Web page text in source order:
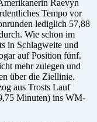
Raevyn
Tempo vor
lediglich 57,88
Wie schon im
in Schlagweite und
auf Position fünf.
mehr zulegen und
über die Ziellinie.
aus Trosts Lauf
Minuten) ins WM-